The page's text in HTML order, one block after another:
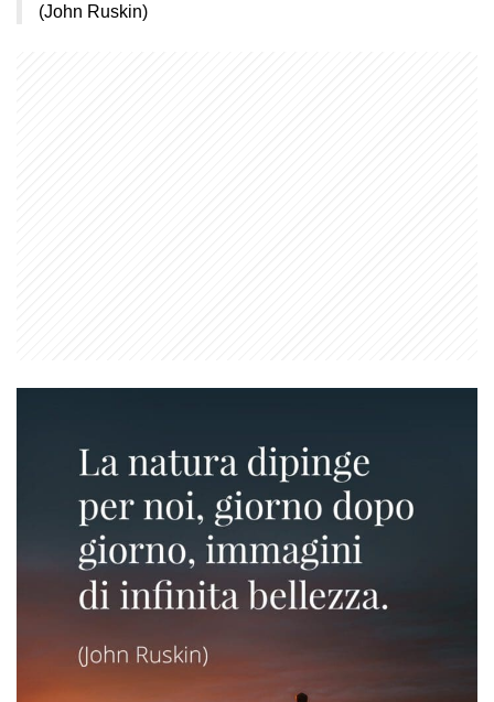
(John Ruskin)